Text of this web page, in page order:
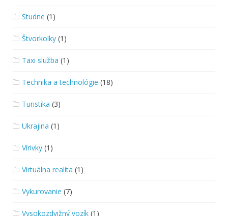
Studne (1)
Štvorkolky (1)
Taxi služba (1)
Technika a technológie (18)
Turistika (3)
Ukrajina (1)
Vírivky (1)
Virtuálna realita (1)
Vykurovanie (7)
Vysokozdvižný vozík (1)